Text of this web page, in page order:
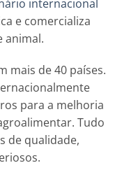
internacional
e comercializa
animal.
mais de 40 países.
para a melhoria
Tudo
de qualidade,